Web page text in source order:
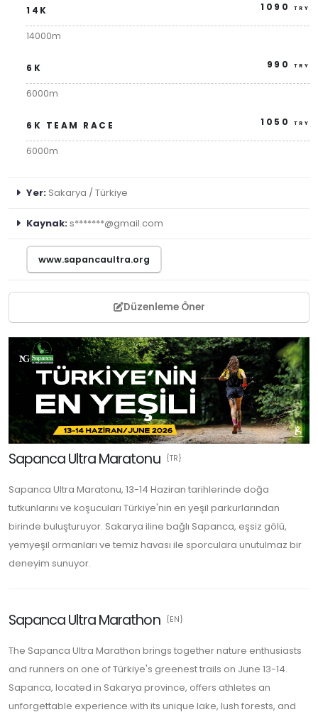
14K 1090 TRY
14000m
6K 990 TRY
6000m
6K TEAM RACE 1050 TRY
6000m
Yer: Sakarya / Türkiye
Kaynak: s*******@gmail.com
www.sapancaultra.org
Düzenleme Öner
Sapanca Ultra Maratonu {TR}
Sapanca Ultra Maratonu, 13-14 Haziran tarihlerinde doğa
tutkunlarını ve koşucuları Türkiye'nin en yeşil parkurlarından
birinde buluşturuyor. Sakarya iline bağlı Sapanca, eşsiz gölü,
yemyeşil ormanları ve temiz havası ile sporculara unutulmaz bir
deneyim sunuyor.
Sapanca Ultra Marathon {EN}
The Sapanca Ultra Marathon brings together nature enthusiasts
and runners on one of Türkiye's greenest trails on June 13-14.
Sapanca, located in Sakarya province, offers athletes an
unforgettable experience with its unique lake, lush forests, and